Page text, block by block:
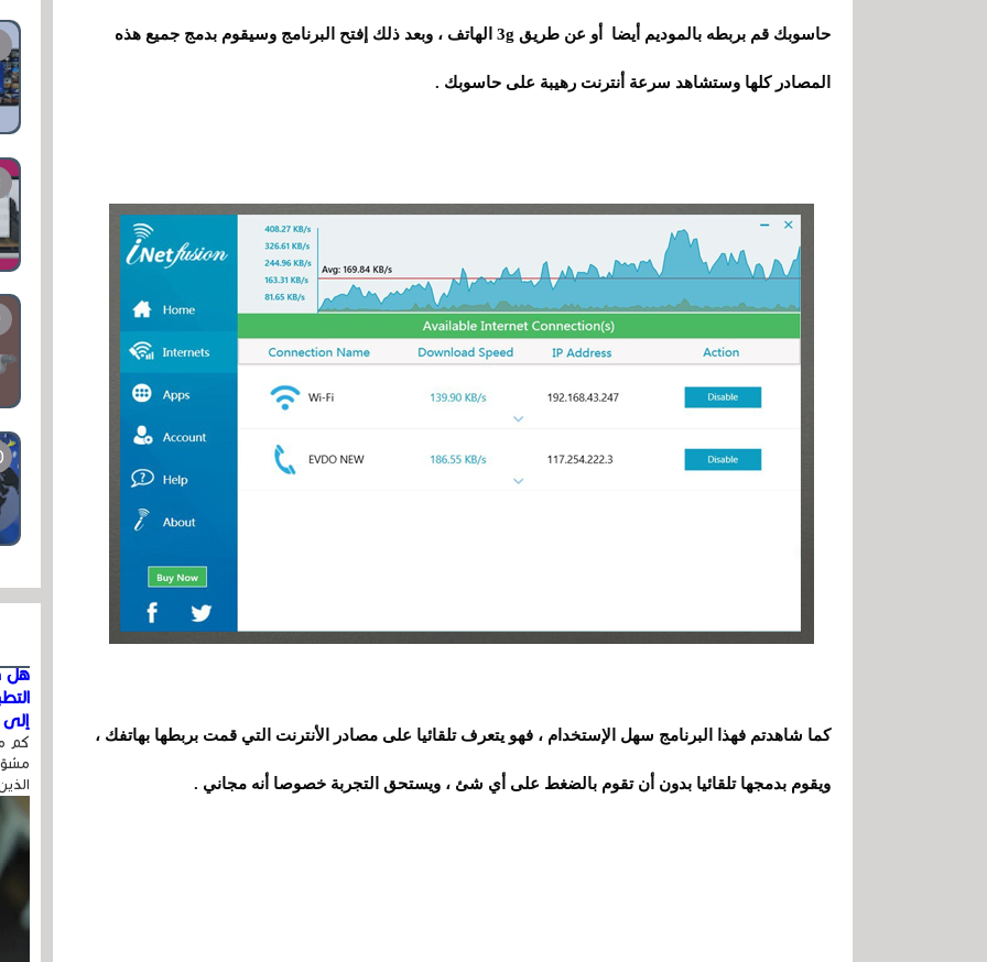
حاسوبك قم بربطه بالموديم أيضا أو عن طريق 3g الهاتف ، وبعد ذلك إفتح البرنامج وسيقوم بدمج جميع هذه
المصادر كلها وستشاهد سرعة أنترنت رهيبة على حاسوبك .
كما شاهدتم فهذا البرنامج سهل الإستخدام ، فهو يتعرف تلقائيا على مصادر الأنترنت التي قمت بربطها بهاتفك ،
ويقوم بدمجها تلقائيا بدون أن تقوم بالضغط على أي شئ ، ويستحق التجربة خصوصا أنه مجاني .
هل
إلى
كم